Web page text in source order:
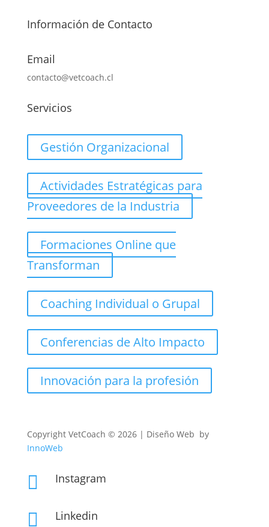
Información de Contacto
Email
contacto@vetcoach.cl
Servicios
Gestión Organizacional
Actividades Estratégicas para
Proveedores de la Industria
Formaciones Online que
Transforman
Coaching Individual o Grupal
Conferencias de Alto Impacto
Innovación para la profesión
CopyrightVetCoach © 2026 | Diseño Web by
InnoWeb
 Instagram
 Linkedin